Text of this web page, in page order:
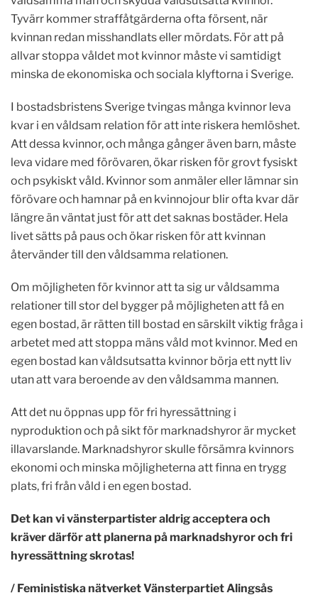
Tyvärr kommer straffåtgärderna ofta försent, när
kvinnan redan misshandlats eller mördats. För att på
allvar stoppa våldet mot kvinnor måste vi samtidigt
minska de ekonomiska och sociala klyftorna i Sverige.
I bostadsbristens Sverige tvingas många kvinnor leva
kvar i en våldsam relation för att inte riskera hemlöshet.
Att dessa kvinnor, och många gånger även barn, måste
leva vidare med förövaren, ökar risken för grovt fysiskt
och psykiskt våld. Kvinnor som anmäler eller lämnar sin
förövare och hamnar på en kvinnojour blir ofta kvar där
längre än väntat just för att det saknas bostäder. Hela
livet sätts på paus och ökar risken för att kvinnan
återvänder till den våldsamma relationen.
Om möjligheten för kvinnor att ta sig ur våldsamma
relationer till stor del bygger på möjligheten att få en
egen bostad, är rätten till bostad en särskilt viktig fråga i
arbetet med att stoppa mäns våld mot kvinnor. Med en
egen bostad kan våldsutsatta kvinnor börja ett nytt liv
utan att vara beroende av den våldsamma mannen.
Att det nu öppnas upp för fri hyressättning i
nyproduktion och på sikt för marknadshyror är mycket
illavarslande. Marknadshyror skulle försämra kvinnors
ekonomi och minska möjligheterna att finna en trygg
plats, fri från våld i en egen bostad.
Det kan vi vänsterpartister aldrig acceptera och
kräver därför att planerna på marknadshyror och fri
hyressättning skrotas!
/ Feministiska nätverket Vänsterpartiet Alingsås